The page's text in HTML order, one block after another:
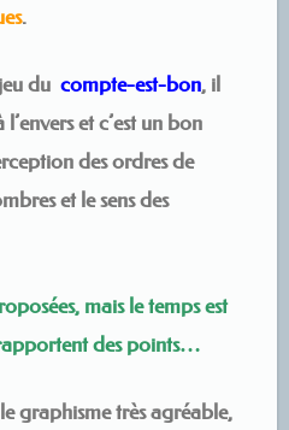
.
du compte-est-bon, il
et c’est un bon
des ordres de
et le sens des
mais le temps est
des points…
graphisme très agréable,